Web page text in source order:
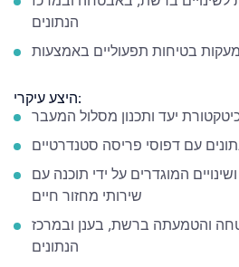
הנתונים
היצע עיקרי:
יעד ותכנון מסלול המעבר
נתונים עם דפוסי פריסה סטנדרטיים
המוגדרים על ידי תוכנה עם
שירותי מחזור חיים
והטמעתה ברשת, בענן ובמרכז
הנתונים